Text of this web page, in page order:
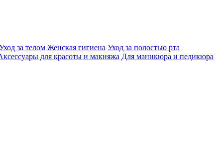
за телом Женская гигиена Уход за полостью рта
для красоты и макияжа Для маникюра и педикюра